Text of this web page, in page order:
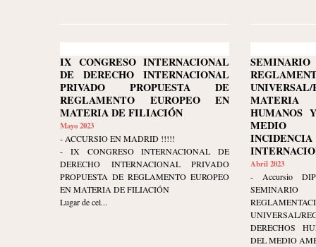
IX CONGRESO INTERNACIONAL
DE DERECHO INTERNACIONAL
PRIVADO PROPUESTA DE
REGLAMENTO EUROPEO EN
MATERIA DE FILIACIÓN
Mayo 2023
- ACCURSIO EN MADRID !!!!!
- IX CONGRESO INTERNACIONAL DE
DERECHO INTERNACIONAL PRIVADO
PROPUESTA DE REGLAMENTO EUROPEO
EN MATERIA DE FILIACIÓN
Lugar de cel...
HUMANOS
MEDIO
Abril 2023
- Accursio
UNIVERSAL/
DERECHOS
DEL MEDIO